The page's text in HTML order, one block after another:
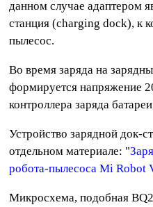
данном случае адаптером
станция (charging dock), к
пылесос.
Во время заряда на
формируется напряжение
контроллера заряда
Устройство зарядной док-
отдельном материале: "
робота-пылесоса Mi Robot
Микросхема, подобная